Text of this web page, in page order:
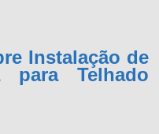
Instalação de
para Telhado